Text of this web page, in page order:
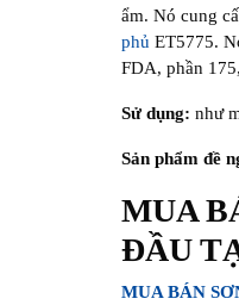
ẩm. Nó cung
phủ ET5775.
FDA, phần
Sử dụng: như
Sản phẩm đề
MUA
ĐẦU
MUA BÁN